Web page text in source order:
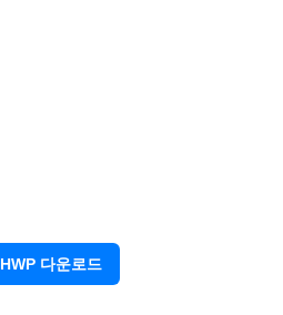
을 약정한다.
HWP 다운로드